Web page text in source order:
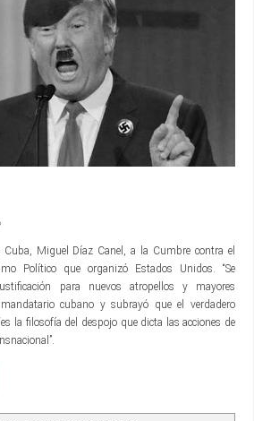
Miguel Díaz Canel, a la Cumbre contra el
Político que organizó Estados Unidos. “Se
para nuevos atropellos y mayores
cubano y subrayó que el verdadero
la filosofía del despojo que dicta las acciones de